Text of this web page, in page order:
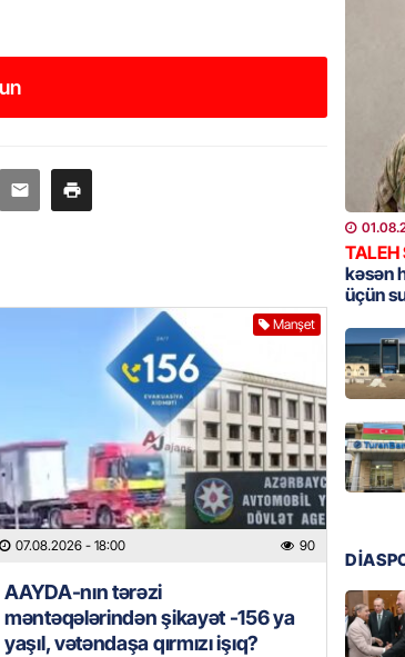
Manşet
07.08.2026 - 18:00 90
AAYDA-nın tərəzi
məntəqələrindən şikayət -156 ya
yaşıl, vətəndaşa qırmızı işıq?
GÜNDƏM
Dosye
sazişi
ÖZƏL
ÖZƏL
TALEH
kəsən
üçün